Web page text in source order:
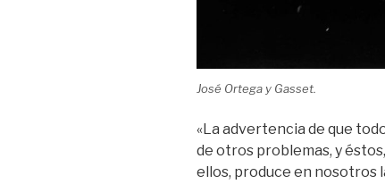
José Ortega y Gasset.
«La advertencia de que
de otros problemas, y
ellos, produce en nosotros